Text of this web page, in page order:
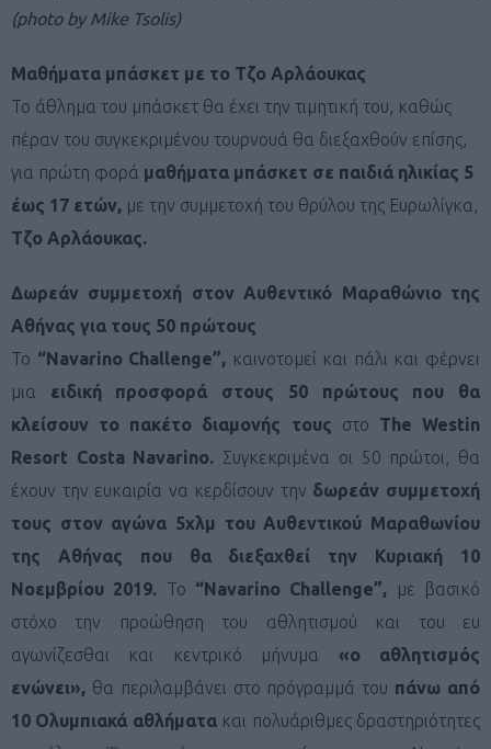
(photo by Mike Tsolis)
Μαθήματα μπάσκετ με το Τζο Αρλάουκας
Το άθλημα του μπάσκετ θα έχει την τιμητική του, καθώς
πέραν του συγκεκριμένου τουρνουά θα διεξαχθούν επίσης,
για πρώτη φορά μαθήματα μπάσκετ σε παιδιά ηλικίας 5
έως 17 ετών, με την συμμετοχή του θρύλου της Ευρωλίγκα,
Τζο Αρλάουκας.
Δωρεάν συμμετοχή στον Αυθεντικό Μαραθώνιο της
Αθήνας για τους 50 πρώτους
Το “Navarino Challenge”, καινοτομεί και πάλι και φέρνει
μια ειδική προσφορά στους 50 πρώτους που θα
κλείσουν το πακέτο διαμονής τους στο The Westin
Resort Costa Navarino. Συγκεκριμένα οι 50 πρώτοι, θα
έχουν την ευκαιρία να κερδίσουν την δωρεάν συμμετοχή
τους στον αγώνα 5χλμ του Αυθεντικού Μαραθωνίου
της Αθήνας που θα διεξαχθεί την Κυριακή 10
Νοεμβρίου 2019. Το “Navarino Challenge”, με βασικό
στόχο την προώθηση του αθλητισμού και του ευ
αγωνίζεσθαι και κεντρικό μήνυμα «ο αθλητισμός
ενώνει», θα περιλαμβάνει στο πρόγραμμά του πάνω από
10 Ολυμπιακά αθλήματακαι πολυάριθμες δραστηριότητες